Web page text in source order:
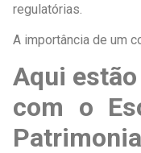
regulatórias.
A importância de um
Aqui
com o